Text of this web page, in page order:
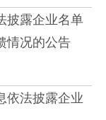
披露企业名单
情况的公告
依法披露企业